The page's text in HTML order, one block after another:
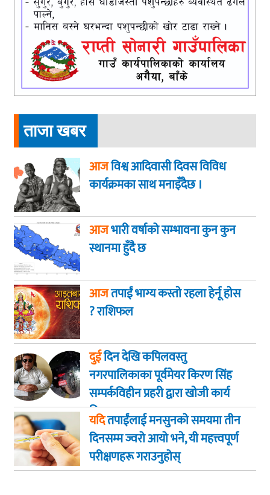
ताजा खबर
आजविश्व आदिवासी दिवस विविध
कार्यक्रमका साथ मनाइँदैछ ।
आजभारी वर्षाको सम्भावना कुन कुन
स्थानमा हुँदै छ
आजतपाईं भाग्य कस्ताे रहला हेर्नू हाेस
? राशिफल
दुईदिन देखि कपिलवस्तु
नगरपालिकाका पूर्वमेयर किरण सिंह
सम्पर्कविहीन प्रहरी द्वारा खाेजी कार्य
तिब्रता
यदितपाईंलाई मनसुनको समयमा तीन
दिनसम्म ज्वरो आयो भने, यी महत्त्वपूर्ण
परीक्षणहरू गराउनुहोस्